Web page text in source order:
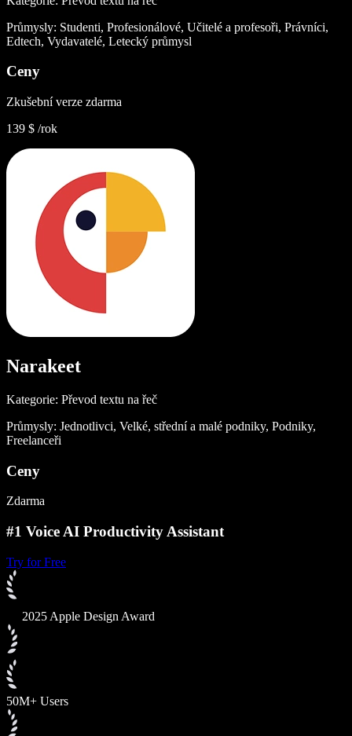
Průmysly: Studenti, Profesionálové, Učitelé a profesoři, Právníci,
Edtech, Vydavatelé, Letecký průmysl
Ceny
Zkušební verze zdarma
139 $ /rok
Narakeet
Kategorie: Převod textu na řeč
Průmysly: Jednotlivci, Velké, střední a malé podniky, Podniky,
Freelanceři
Ceny
Zdarma
#1 Voice AI Productivity Assistant
Try for Free
2025 Apple Design Award
50M+ Users